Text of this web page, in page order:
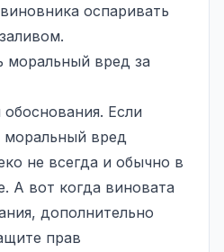
оспаривать
моральный вред за
Если
моральный вред
не всегда и обычно в
А вот когда виновата
дополнительно
прав